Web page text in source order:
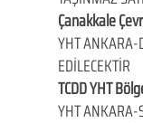
Çanakkale
YHT ANKARA-
EDİLECEKTİR
TCDD YHT
YHT ANKARA-